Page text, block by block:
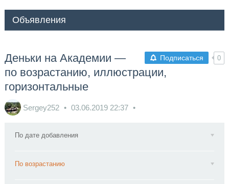
Объявления
Подписаться 0
Деньки на Академии —
по возрастанию, иллюстрации,
горизонтальные
Sergey252 03.06.2019 22:37
По дате добавления
По возрастанию